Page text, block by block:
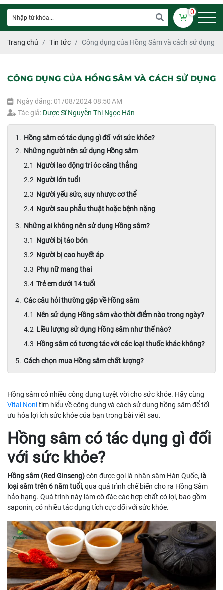
0
Trang chủ Tin tức Công dụng của Hồng Sâm và cách sử dụng
CÔNG DỤNG CỦA HỒNG SÂM VÀ CÁCH SỬ DỤNG
Ngày đăng: 01/08/2024 08:50 AM
Tác giả: Dược Sĩ Nguyễn Thị Ngọc Hân
Hồng sâm có tác dụng gì đối với sức khỏe?
Những người nên sử dụng Hồng sâm
Người lao động trí óc căng thẳng
Người lớn tuổi
Người yếu sức, suy nhược cơ thể
Người sau phẫu thuật hoặc bệnh nặng
Những ai không nên sử dụng Hồng sâm?
Người bị táo bón
Người bị cao huyết áp
Phụ nữ mang thai
Trẻ em dưới 14 tuổi
Các câu hỏi thường gặp về Hồng sâm
Nên sử dụng Hồng sâm vào thời điểm nào trong ngày?
Liều lượng sử dụng Hồng sâm như thế nào?
Hồng sâm có tương tác với các loại thuốc khác không?
Cách chọn mua Hồng sâm chất lượng?
Hồng sâm có nhiều công dụng tuyệt vời cho sức khỏe. Hãy cùng
Vital Nonitìm hiểu về công dụng và cách sử dụng hồng sâm để tối
ưu hóa lợi ích sức khỏe của bạn trong bài viết sau.
Hồng sâm có tác dụng gì đối
với sức khỏe?
Hồng sâm (Red Ginseng)còn được gọi là nhân sâm Hàn Quốc, l à
loại sâm trên 6 năm tuổi,qua quá trình chế biến cho ra Hồng Sâm
hảo hạng. Quá trình này làm cô đặc các hợp chất có lợi, bao gồm
saponin, có nhiều tác dụng tích cực đối với sức khỏe.